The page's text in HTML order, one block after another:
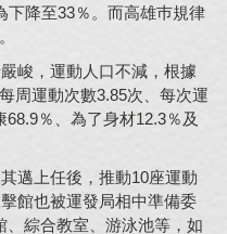
下降至33％。而高雄巿規律
峻，運動人口不減，根據
周運動次數3.85次、每次運
％、為了身材12.3％及
邁上任後，推動10座運動
館也被運發局相中準備委
綜合教室、游泳池等，如